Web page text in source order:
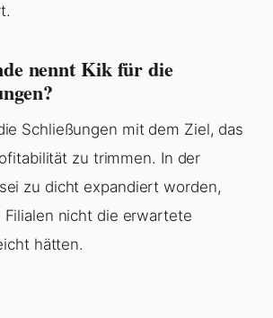
nennt Kik für die
Schließungen mit dem Ziel, das
zu trimmen. In der
zu dicht expandiert worden,
nicht die erwartete
hätten.